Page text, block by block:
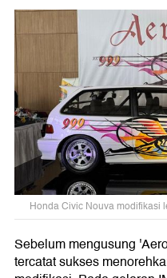
Honda Civic Nouva modifikasi
Sebelum mengusung
tercatat sukses